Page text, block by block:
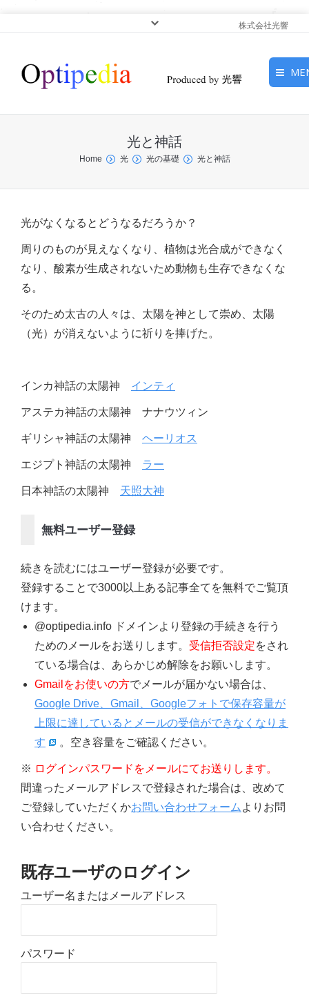
株式会社光響
ピックアップ
光応用・アプリケーショ
サービス
光と神話
You are here:Home 光 光の基礎 光と神話
光がなくなるとどうなるだろうか？
周りのものが見えなくなり、植物は光合成ができなく
なり、酸素が生成されないため動物も生存できなくな
る。
そのため太古の人々は、太陽を神として崇め、太陽
（光）が消えないように祈りを捧げた。
インカ神話の太陽神 インティ
アステカ神話の太陽神 ナナウツィン
ギリシャ神話の太陽神 ヘーリオス
エジプト神話の太陽神 ラー
日本神話の太陽神 天照大神
無料ユーザー登録
続きを読むにはユーザー登録が必要です。
登録することで3000以上ある記事全てを無料でご覧頂
けます。
@optipedia.info ドメインより登録の手続きを行う
ためのメールをお送りします。 受信拒否設定をされ
ている場合は、あらかじめ解除をお願いします。
Gmailをお使いの方でメールが届かない場合は、
Google Drive、Gmail、Googleフォトで保存容量が
上限に達しているとメールの受信ができなくなりま
す
。空き容量をご確認ください。
※ ログインパスワードをメールにてお送りします。
間違ったメールアドレスで登録された場合は、改めて
ご登録していただくかお問い合わせフォーム よりお問
い合わせください。
既存ユーザのログイン
ユーザー名またはメールアドレス
パスワード